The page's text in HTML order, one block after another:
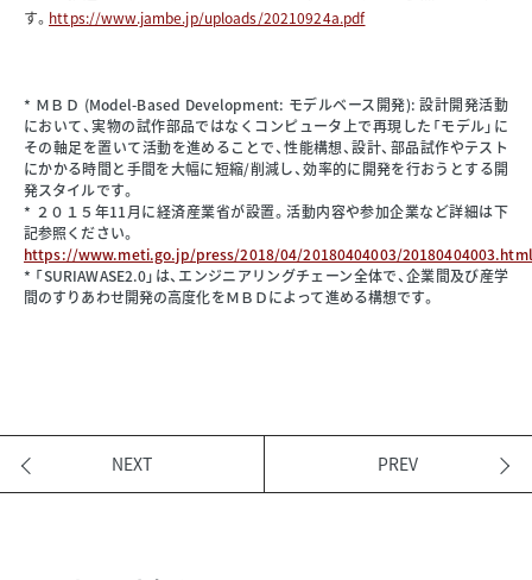
す。 https://www.jambe.jp/uploads/20210924a.pdf
* ＭＢＤ (Model-Based Development: モデルベース開発): 設計開発活動
において、実物の試作部品ではなくコンピュータ上で再現した「モデル」に
その軸足を置いて活動を進めることで、性能構想、設計、部品試作やテスト
にかかる時間と手間を大幅に短縮/削減し、効率的に開発を行おうとする開
発スタイルです。
* ２０１５年11月に経済産業省が設置。活動内容や参加企業など詳細は下
記参照ください。
https://www.meti.go.jp/press/2018/04/20180404003/20180404003.html
* 「SURIAWASE2.0」は、エンジニアリングチェーン全体で、企業間及び産学
間のすりあわせ開発の高度化をＭＢＤによって進める構想です。
NEXT PREV